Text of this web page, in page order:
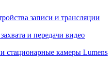
записи и трансляции
и передачи видео
стационарные камеры Lumens